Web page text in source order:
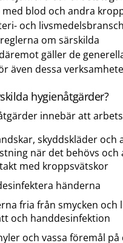
blod och andra
och
om särskilda
gäller de
även dessa
hygienåtgärder?
innebär att
skyddskläder och
när det behövs och
med kroppsvätskor
händerna
fria från smycken och
och handdesinfektion
och vassa föremål